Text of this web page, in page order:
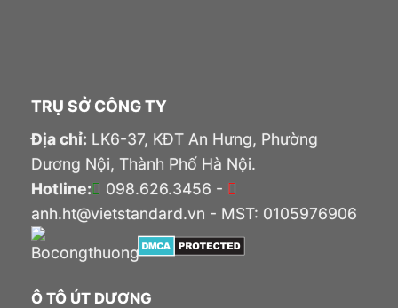
TRỤ SỞ CÔNG TY
Địa chỉ: LK6-37, KĐT An Hưng, Phường
Dương Nội, Thành Phố Hà Nội.
Hotline:
098.626.3456 -
anh.ht@vietstandard.vn - MST: 0105976906
Ô TÔ ÚT DƯƠNG